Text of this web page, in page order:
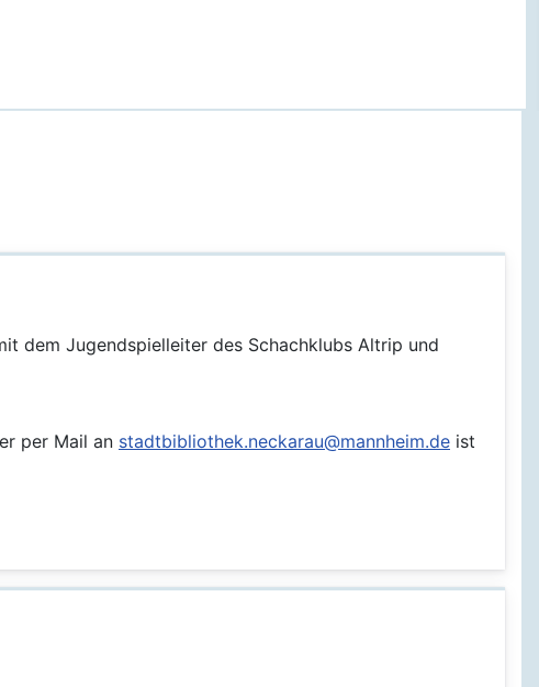
dem Jugendspielleiter des Schachklubs Altrip und
per Mail an stadtbibliothek.neckarau@mannheim.de ist